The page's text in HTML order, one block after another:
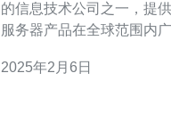
的信息技术公司之一，提
服务器产品在全球范围内广
的性能和稳定性，适用于
2025年2月6日